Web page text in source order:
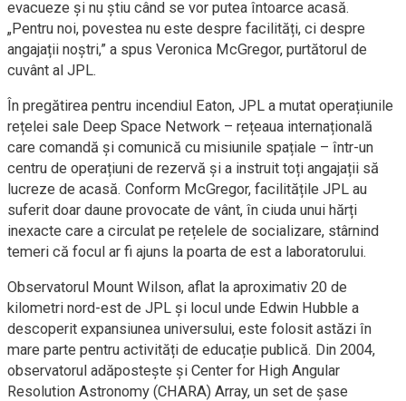
evacueze și nu știu când se vor putea întoarce acasă.
„Pentru noi, povestea nu este despre facilități, ci despre
angajații noștri,” a spus Veronica McGregor, purtătorul de
cuvânt al JPL.
În pregătirea pentru incendiul Eaton, JPL a mutat operațiunile
rețelei sale Deep Space Network – rețeaua internațională
care comandă și comunică cu misiunile spațiale – într-un
centru de operațiuni de rezervă și a instruit toți angajații să
lucreze de acasă. Conform McGregor, facilitățile JPL au
suferit doar daune provocate de vânt, în ciuda unui hărți
inexacte care a circulat pe rețelele de socializare, stârnind
temeri că focul ar fi ajuns la poarta de est a laboratorului.
Observatorul Mount Wilson, aflat la aproximativ 20 de
kilometri nord-est de JPL și locul unde Edwin Hubble a
descoperit expansiunea universului, este folosit astăzi în
mare parte pentru activități de educație publică. Din 2004,
observatorul adăpostește și Center for High Angular
Resolution Astronomy (CHARA) Array, un set de șase